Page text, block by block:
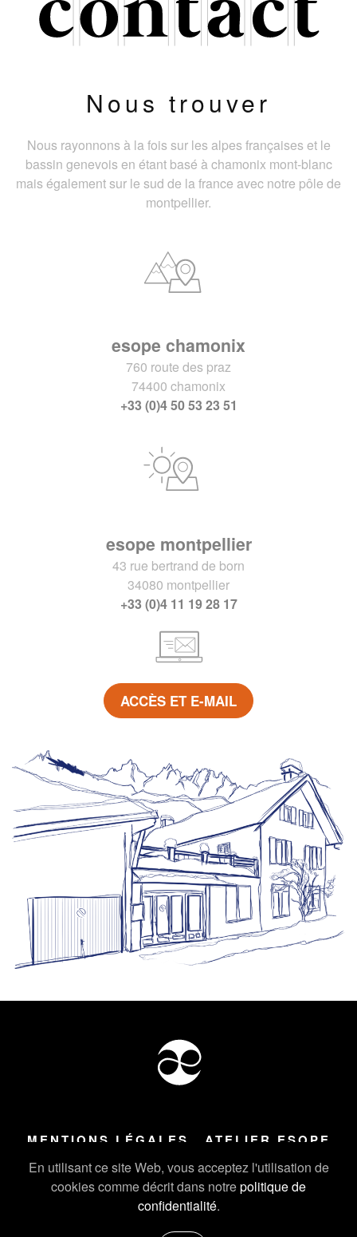
En utilisant ce site Web, vous acceptez l'utilisation de
cookies comme décrit dans notrepolitique de
confidentialité.
Nous trouver
Nous rayonnons à la fois sur les alpes françaises et le
bassin genevois en étant basé à chamonix mont-blanc
mais également sur le sud de la france avec notre pôle de
montpellier.
esope chamonix
760 route des praz
74400 chamonix
+33 (0)4 50 53 23 51
esope montpellier
43 rue bertrand de born
34080 montpellier
+33 (0)4 11 19 28 17
ACCÈS ET E-MAIL
MENTIONS LÉGALES ATELIER ESOPE